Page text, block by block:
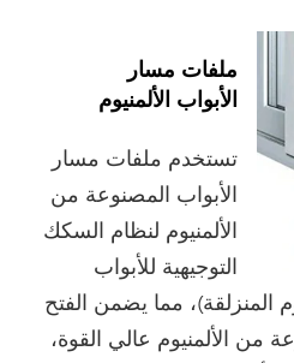
ملفات مسار
الأبواب الألمنيوم
تستخدم ملفات مسار
الأبواب المصنوعة من
الألمنيوم لنظام السكك
التوجيهية للأبواب
المنزلقة)، مما يضمن الفتح
من الألمنيوم عالي القوة،